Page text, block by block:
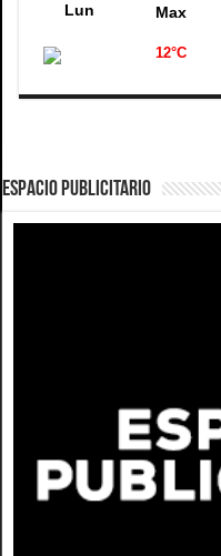
Lun Max
12°C
ESPACIO PUBLICITARIO